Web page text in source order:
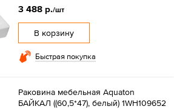
3 488 р./шт
В корзину
Быстрая покупка
Раковина мебельная Aquaton
БАЙКАЛ ((60,5*47), белый) 1WH109652